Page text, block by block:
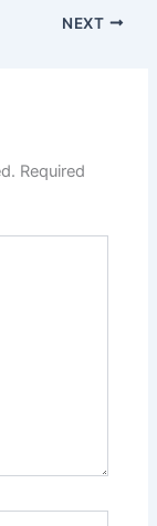
NEXT
Required